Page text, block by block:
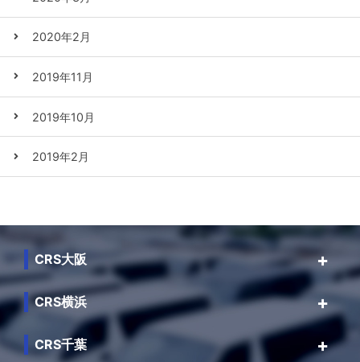
2020年2月
2019年11月
2019年10月
2019年2月
CRS大阪
CRS横浜
CRS千葉